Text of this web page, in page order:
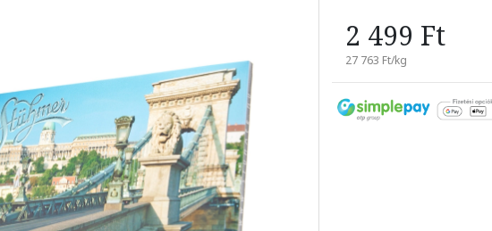
2 499 Ft
27 763 Ft/kg